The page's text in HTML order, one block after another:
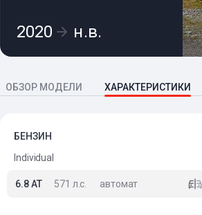
2020 н.в.
ОБЗОР МОДЕЛИ ХАРАКТЕРИСТИКИ
БЕНЗИН
Individual
6.8 AT 571 л.с. автомат